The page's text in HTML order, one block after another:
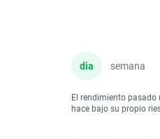
dia semana
El rendimiento
hace bajo su propio